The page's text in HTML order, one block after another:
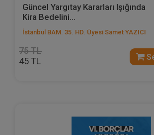
Güncel Yargıtay Kararları Işığında
Kira Bedelini...
İstanbul BAM. 35. HD. Üyesi Samet YAZICI
75 TL
45 TL